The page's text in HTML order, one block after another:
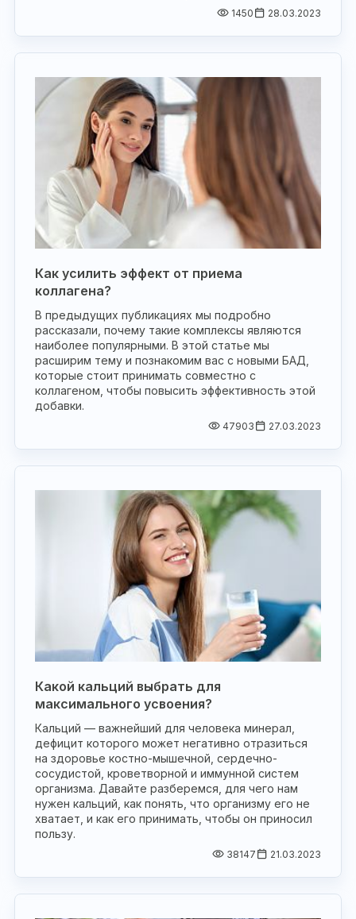
1450 28.03.2023
Как усилить эффект от приема
коллагена?
В предыдущих публикациях мы подробно
рассказали, почему такие комплексы являются
наиболее популярными. В этой статье мы
расширим тему и познакомим вас с новыми БАД,
которые стоит принимать совместно с
коллагеном, чтобы повысить эффективность этой
добавки.
47903 27.03.2023
Какой кальций выбрать для
максимального усвоения?
Кальций — важнейший для человека минерал,
дефицит которого может негативно отразиться
на здоровье костно-мышечной, сердечно-
сосудистой, кроветворной и иммунной систем
организма. Давайте разберемся, для чего нам
нужен кальций, как понять, что организму его не
хватает, и как его принимать, чтобы он приносил
пользу.
38147 21.03.2023